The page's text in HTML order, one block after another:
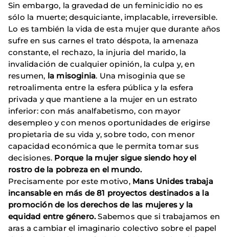
Sin embargo, la gravedad de un feminicidio no es
sólo la muerte; desquiciante, implacable, irreversible.
Lo es también la vida de esta mujer que durante años
sufre en sus carnes el trato déspota, la amenaza
constante, el rechazo, la injuria del marido, la
invalidación de cualquier opinión, la culpa y, en
resumen, la misoginia. Una misoginia que se
retroalimenta entre la esfera pública y la esfera
privada y que mantiene a la mujer en un estrato
inferior: con más analfabetismo, con mayor
desempleo y con menos oportunidades de erigirse
propietaria de su vida y, sobre todo, con menor
capacidad económica que le permita tomar sus
decisiones. Porque la mujer sigue siendo hoy el
rostro de la pobreza en el mundo.
Precisamente por este motivo, Mans Unides trabaja
incansable en más de 81 proyectos destinados a la
promoción de los derechos de las mujeres y la
equidad entre género.Sabemos que si trabajamos en
aras a cambiar el imaginario colectivo sobre el papel